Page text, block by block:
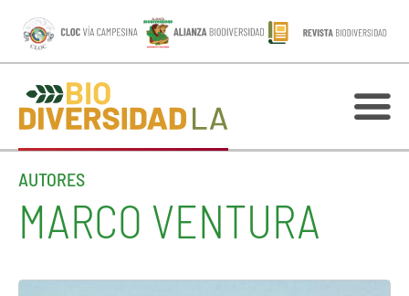
AUTORES
MARCO VENTURA